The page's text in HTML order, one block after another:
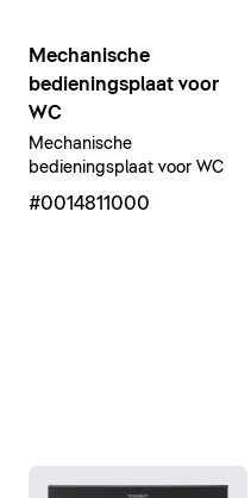
Mechanische
bedieningsplaat voor
WC
Mechanische
bedieningsplaat voor WC
#0014811000